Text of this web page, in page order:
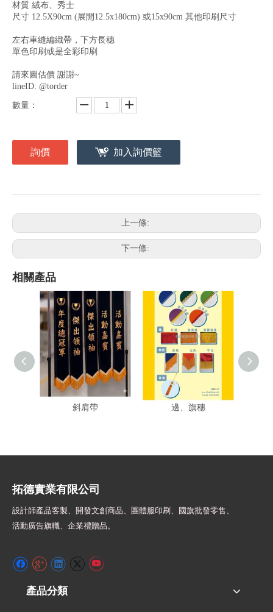
材質 絨布、秀士
尺寸 12.5X90cm (展開12.5x180cm) 或15x90cm 其他印刷尺寸
左右車縫編織帶，下方長穗
單色印刷或是全彩印刷
請來圖估價 謝謝~
lineID: @torder
數量：
詢價 加入詢價籃
上一條:
下一條:
相關產品
HS2602-G 燙金榮譽絨布
斜肩帶
背帶搭配的配件、花
邊、旗穗
拓德實業有限公司
設計師產品客製、開發文創商品、團體服印刷、
國旗批發零售、
活動廣告旗幟、 企業禮贈品。
產品分類